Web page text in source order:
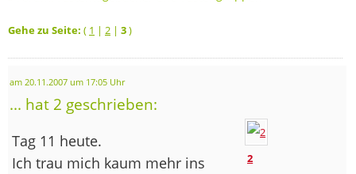
Gehe zu Seite: ( 1 | 2 | 3)
am 20.11.2007 um 17:05 Uhr
... hat 2 geschrieben:
2
Tag 11 heute.
Ich trau mich kaum mehr ins